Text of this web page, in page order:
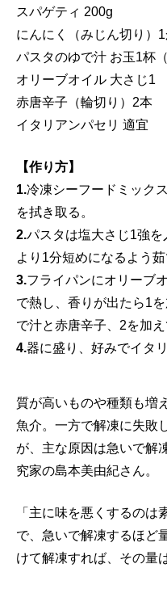
スパゲティ 200g
にんにく（みじん切り）
パスタのゆで汁 お玉1杯（
オリーブオイル 大さじ1
赤唐辛子（輪切り）2本
イタリアンパセリ 適宜
【作り方】
1.冷凍シーフードミック
を拭き取る。
2.パスタは塩大さじ1強
より1分短めになるよう茹
3.フライパンにオリーブ
で熱し、香りが出たら1
で汁と赤唐辛子、2を加
4.器に盛り、好みでイタ
質が高いものや種類も増
魚介。一方で解凍に失敗
が、主な原因は急いで解
究家の島本美由紀さん。
「主に味を悪くするの
で、急いで解凍するほど
けて解凍すれば、その量